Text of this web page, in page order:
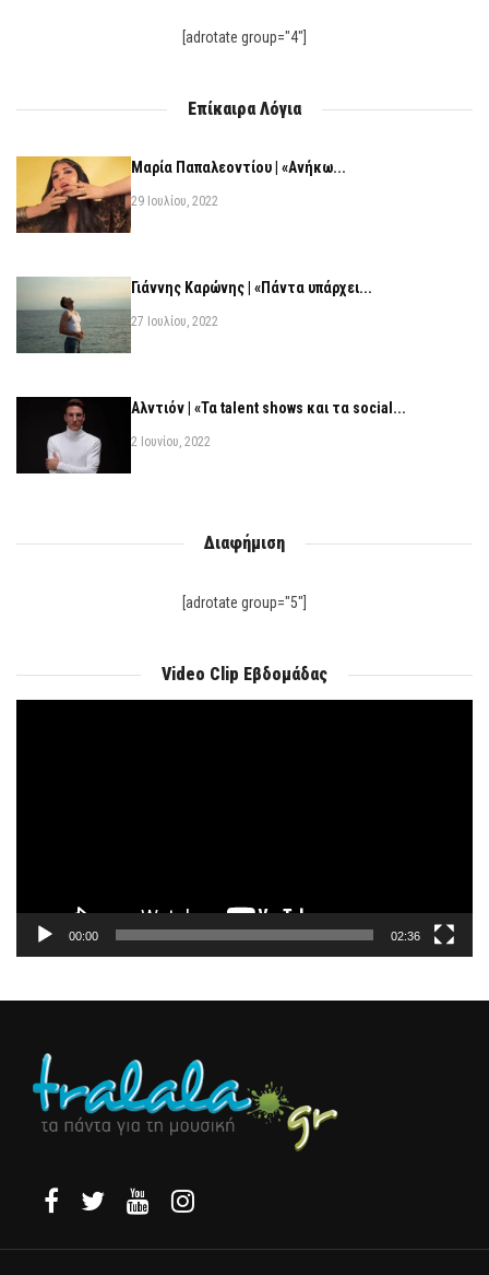
[adrotate group="4"]
Επίκαιρα Λόγια
Μαρία Παπαλεοντίου | «Ανήκω...
29 Ιουλίου, 2022
Γιάννης Καρώνης | «Πάντα υπάρχει...
27 Ιουλίου, 2022
Αλντιόν | «Τα talent shows και τα social...
2 Ιουνίου, 2022
Διαφήμιση
[adrotate group="5"]
Video Clip Εβδομάδας
00:00 02:36